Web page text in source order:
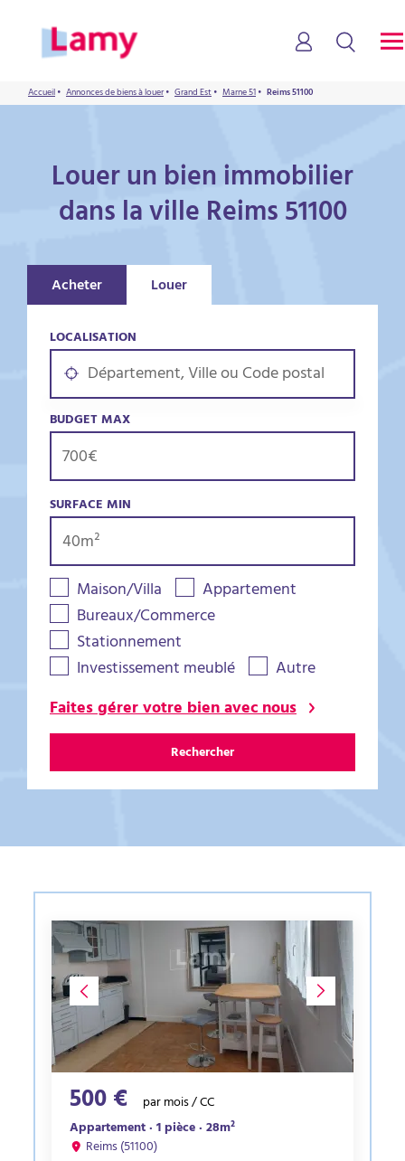
Accueil• Annonces de biens à louer• Grand Est• Marne 51• Reims 51100
Louer un bien immobilier
dans la ville Reims 51100
Acheter Louer
LOCALISATION
BUDGET MAX
SURFACE MIN
Maison/Villa
Appartement
Bureaux/Commerce
Stationnement
Investissement meublé
Autre
Faites gérer votre bien avec nous
Rechercher
500 €
par mois / CC
Appartement · 1 pièce · 28m²
Reims (51100)